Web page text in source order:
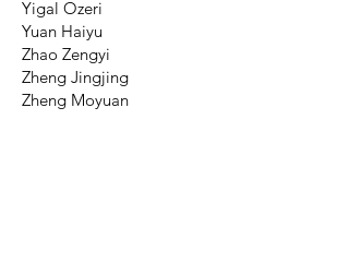
Yigal Ozeri
Yuan Haiyu
Zhao Zengyi
Zheng Jingjing
Zheng Moyuan